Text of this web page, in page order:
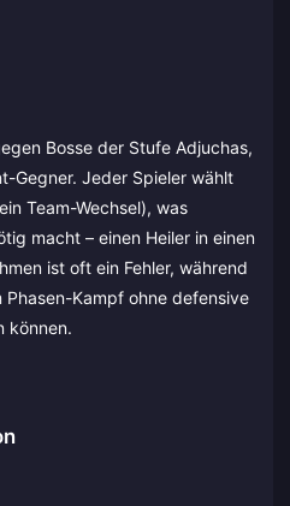
Bosse der Stufe Adjuchas,
Gegner. Jeder Spieler wählt
Team-Wechsel), was
macht – einen Heiler in einen
ist oft ein Fehler, während
Kampf ohne defensive
können.